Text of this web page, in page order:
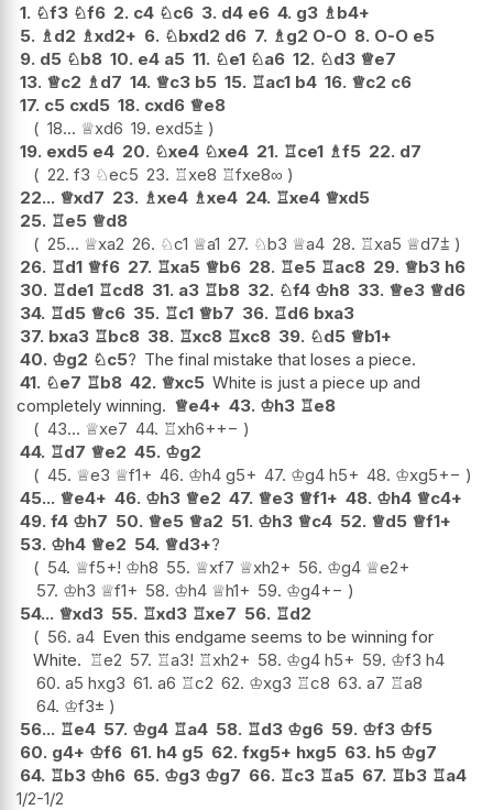
1. ♘f3 ♘f6 2. c4 ♘c6 3. d4 e6 4. g3 ♗ b4+
5. ♗ d2 ♗xd2+ 6. ♘bxd2 d6 7. ♗ g2 O-O 8. O-O e5
9. d5 ♘b8 10. e4 a5 11. ♘e1 ♘a6 12. ♘d3 ♕e7
13. ♕c2 ♗ d7 14. ♕c3 b5 15. ♖ac1 b4 16. ♕c2 c6
17. c5 cxd5 18. cxd6 ♕e8
18... ♕xd6 19. exd5⩲
19. exd5 e4 20. ♘xe4 ♘xe4 21. ♖ce1 ♗f5 22. d7
22. f3 ♘ec5 23. ♖xe8 ♖fxe8∞
22... ♕xd7 23. ♗xe4 ♗xe4 24. ♖xe4 ♕xd5
25. ♖e5 ♕d8
25... ♕xa2 26. ♘c1 ♕a1 27. ♘b3 ♕a4 28. ♖xa5 ♕d7⩲
26. ♖d1 ♕f6 27. ♖xa5 ♕b6 28. ♖e5 ♖ac8 29. ♕b3 h6
30. ♖de1 ♖cd8 31. a3 ♖b8 32. ♘f4 ♔h8 33. ♕e3 ♕d6
34. ♖d5 ♕c6 35. ♖c1 ♕b7 36. ♖d6 bxa3
37. bxa3 ♖bc8 38. ♖xc8 ♖xc8 39. ♘d5 ♕b1+
40. ♔g2 ♘c5? The final mistake that loses a piece.
41. ♘e7 ♖b8 42. ♕xc5 White is just a piece up and
completely winning. ♕e4+ 43. ♔h3 ♖e8
43... ♕xe7 44. ♖xh6++−
44. ♖d7 ♕e2 45. ♔g2
45. ♕e3 ♕f1+ 46. ♔h4 g5+ 47. ♔g4 h5+ 48. ♔xg5+−
45... ♕e4+ 46. ♔h3 ♕e2 47. ♕e3 ♕f1+ 48. ♔h4 ♕c4+
49. f4 ♔h7 50. ♕e5 ♕a2 51. ♔h3 ♕c4 52. ♕d5 ♕f1+
53. ♔h4 ♕e2 54. ♕d3+?
54. ♕f5+! ♔h8 55. ♕xf7 ♕xh2+ 56. ♔g4 ♕e2+
57. ♔h3 ♕f1+ 58. ♔h4 ♕h1+ 59. ♔g4+−
54... ♕xd3 55. ♖xd3 ♖xe7 56. ♖d2
56. a4 Even this endgame seems to be winning for
White. ♖e2 57. ♖a3! ♖xh2+ 58. ♔g4 h5+ 59. ♔f3 h4
60. a5 hxg3 61. a6 ♖c2 62. ♔xg3 ♖c8 63. a7 ♖a8
64. ♔f3±
56... ♖e4 57. ♔g4 ♖a4 58. ♖d3 ♔g6 59. ♔f3 ♔f5
60. g4+ ♔f6 61. h4 g5 62. fxg5+ hxg5 63. h5 ♔g7
64. ♖b3 ♔h6 65. ♔g3 ♔g7 66. ♖c3 ♖a5 67. ♖b3 ♖a4
1/2-1/2